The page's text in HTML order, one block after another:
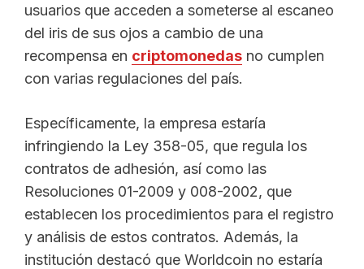
usuarios que acceden a someterse al escaneo
del iris de sus ojos a cambio de una
recompensa en criptomonedas no cumplen
con varias regulaciones del país.
Específicamente, la empresa estaría
infringiendo la Ley 358-05, que regula los
contratos de adhesión, así como las
Resoluciones 01-2009 y 008-2002, que
establecen los procedimientos para el registro
y análisis de estos contratos. Además, la
institución destacó que Worldcoin no estaría